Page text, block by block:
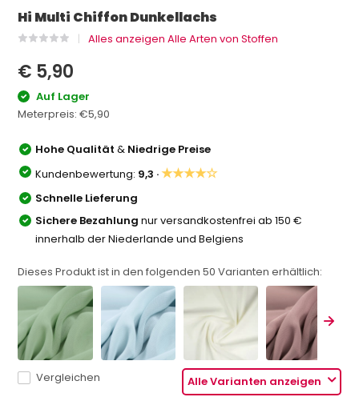
Hi Multi Chiffon Dunkellachs
Alles anzeigen Alle Arten von Stoffen
€ 5,90
Auf Lager
Meterpreis:€5,90
Hohe Qualität& Niedrige Preise
Kundenbewertung: 9,3 ·★★★★☆
Schnelle Lieferung
Sichere Bezahlung nur versandkostenfrei ab 150 €
innerhalb der Niederlande und Belgiens
Dieses Produkt ist in den folgenden50 Varianten erhältlich:
Alle Varianten anzeigen
Vergleichen